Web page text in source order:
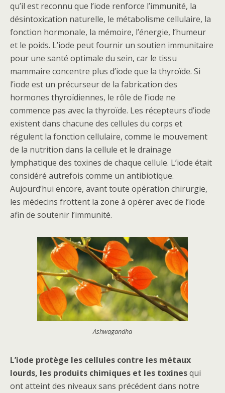
qu’il est reconnu que l’iode renforce l’immunité, la
désintoxication naturelle, le métabolisme cellulaire, la
fonction hormonale, la mémoire, l’énergie, l’humeur
et le poids. L’iode peut fournir un soutien immunitaire
pour une santé optimale du sein, car le tissu
mammaire concentre plus d’iode que la thyroïde. Si
l’iode est un précurseur de la fabrication des
hormones thyroïdiennes, le rôle de l’iode ne
commence pas avec la thyroïde. Les récepteurs d’iode
existent dans chacune des cellules du corps et
régulent la fonction cellulaire, comme le mouvement
de la nutrition dans la cellule et le drainage
lymphatique des toxines de chaque cellule. L’iode était
considéré autrefois comme un antibiotique.
Aujourd’hui encore, avant toute opération chirurgie,
les médecins frottent la zone à opérer avec de l’iode
afin de soutenir l’immunité.
Ashwagandha
L’iode protège les cellules contre les métaux
lourds, les produits chimiques et les toxinesqui
ont atteint des niveaux sans précédent dans notre